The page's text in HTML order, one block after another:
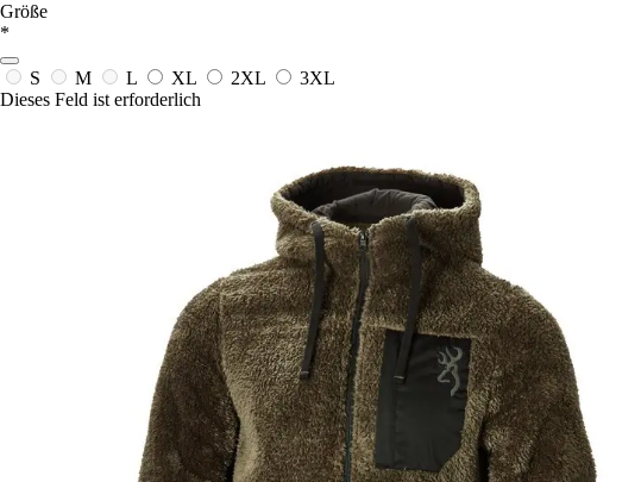
Größe
*
S M L XL 2XL
3XL
Dieses Feld ist erforderlich